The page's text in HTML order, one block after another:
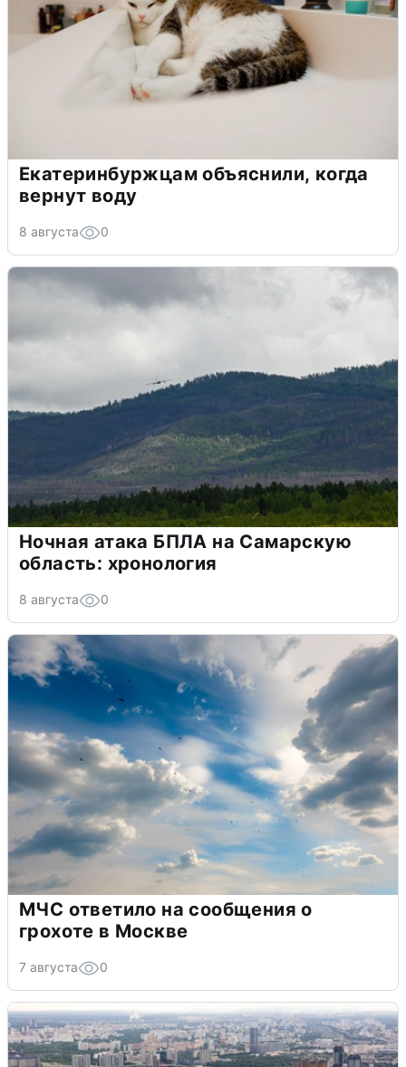
Екатеринбуржцам объяснили, когда
вернут воду
8 августа 0
Ночная атака БПЛА на Самарскую
область: хронология
8 августа 0
МЧС ответило на сообщения о
грохоте в Москве
7 августа 0